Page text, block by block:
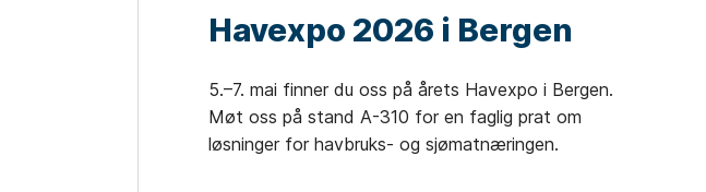
Havexpo 2026 i Bergen
5.–7. mai finner du oss på årets Havexpo i Bergen.
Møt oss på stand A-310 for en faglig prat om
løsninger for havbruks- og sjømatnæringen.